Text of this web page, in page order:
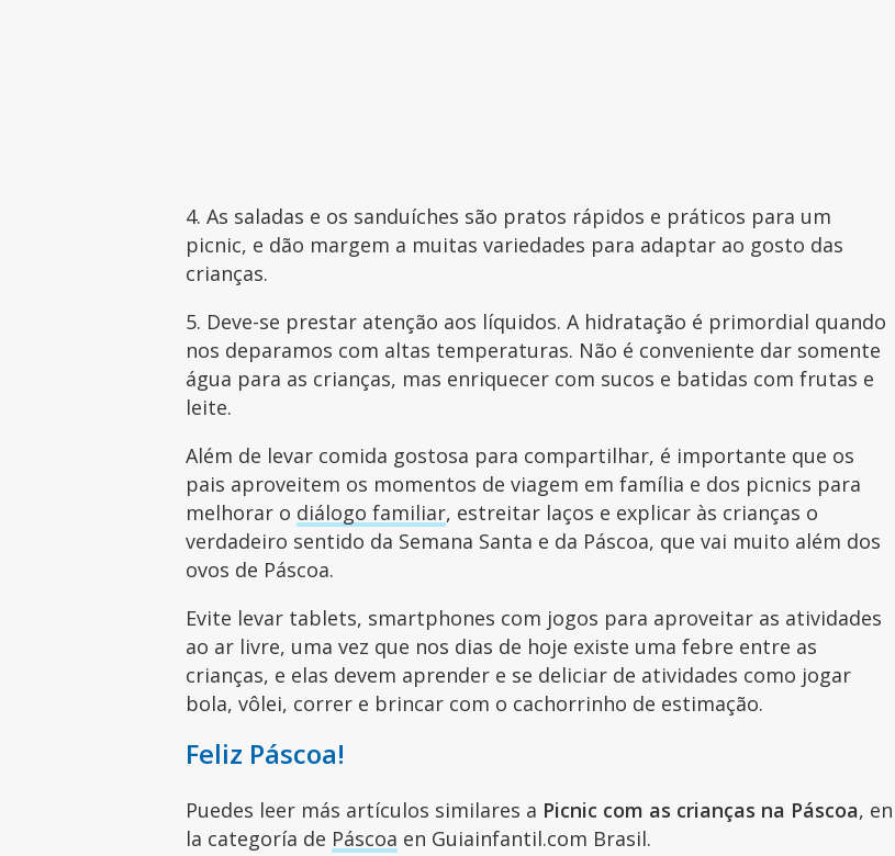
4. As saladas e os sanduíches são pratos rápidos e práticos para um
picnic, e dão margem a muitas variedades para adaptar ao gosto das
crianças.
5. Deve-se prestar atenção aos líquidos. A hidratação é primordial quando
nos deparamos com altas temperaturas. Não é conveniente dar somente
água para as crianças, mas enriquecer com sucos e batidas com frutas e
leite.
Além de levar comida gostosa para compartilhar, é importante que os
pais aproveitem os momentos de viagem em família e dos picnics para
melhorar o diálogo familiar, estreitar laços e explicar às crianças o
verdadeiro sentido da Semana Santa e da Páscoa, que vai muito além dos
ovos de Páscoa.
Evite levar tablets, smartphones com jogos para aproveitar as atividades
ao ar livre, uma vez que nos dias de hoje existe uma febre entre as
crianças, e elas devem aprender e se deliciar de atividades como jogar
bola, vôlei, correr e brincar com o cachorrinho de estimação.
Feliz Páscoa!
Puedes leer más artículos similares a Picnic com as crianças na Páscoa, en
la categoría de Páscoa en Guiainfantil.com Brasil.